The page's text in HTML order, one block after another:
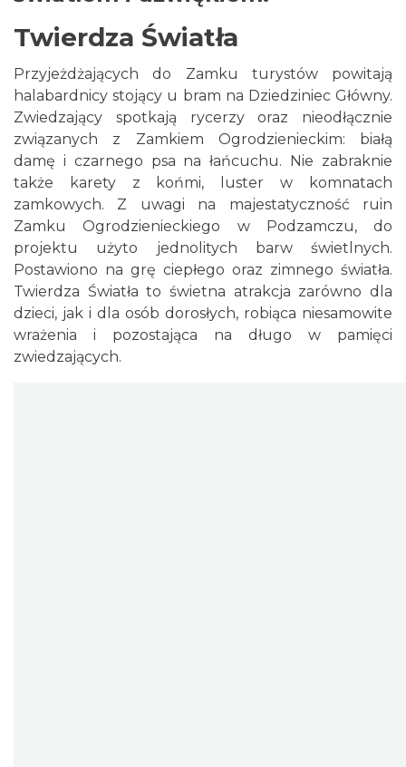
Twierdza Światła
Przyjeżdżających do Zamku turystów powitają
halabardnicy stojący u bram na Dziedziniec Główny.
Zwiedzający spotkają rycerzy oraz nieodłącznie
związanych z Zamkiem Ogrodzienieckim: białą
damę i czarnego psa na łańcuchu. Nie zabraknie
także karety z końmi, luster w komnatach
zamkowych. Z uwagi na majestatyczność ruin
Zamku Ogrodzienieckiego w Podzamczu, do
projektu użyto jednolitych barw świetlnych.
Postawiono na grę ciepłego oraz zimnego światła.
Twierdza Światła to świetna atrakcja zarówno dla
dzieci, jak i dla osób dorosłych, robiąca niesamowite
wrażenia i pozostająca na długo w pamięci
zwiedzających.